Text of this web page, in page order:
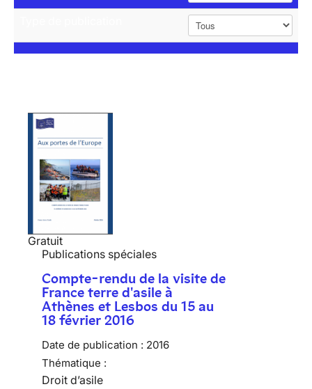
Gratuit
Publications spéciales
Compte-rendu de la visite de
France terre d'asile à
Athènes et Lesbos du 15 au
18 février 2016
Date de publication : 2016
Thématique :
Droit d’asile